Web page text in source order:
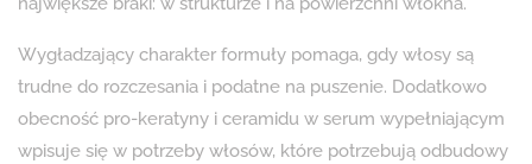
Wygładzający charakter formuły pomaga, gdy włosy są
trudne do rozczesania i podatne na puszenie. Dodatkowo
obecność pro-keratyny i ceramidu w serum wypełniającym
wpisuje się w potrzeby włosów, które potrzebują odbudowy